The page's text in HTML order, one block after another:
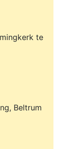
te
Beltrum